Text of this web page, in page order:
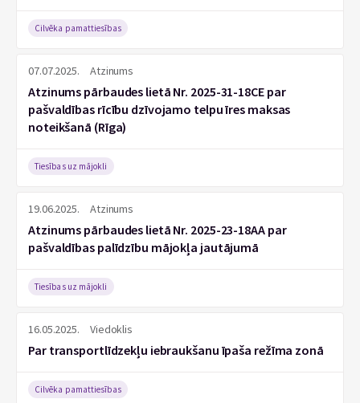
Cilvēka pamattiesības
07.07.2025. Atzinums
Atzinums pārbaudes lietā Nr. 2025-31-18CE par
pašvaldības rīcību dzīvojamo telpu īres maksas
noteikšanā (Rīga)
Tiesības uz mājokli
19.06.2025. Atzinums
Atzinums pārbaudes lietā Nr. 2025-23-18AA par
pašvaldības palīdzību mājokļa jautājumā
Tiesības uz mājokli
16.05.2025. Viedoklis
Par transportlīdzekļu iebraukšanu īpaša režīma zonā
Cilvēka pamattiesības